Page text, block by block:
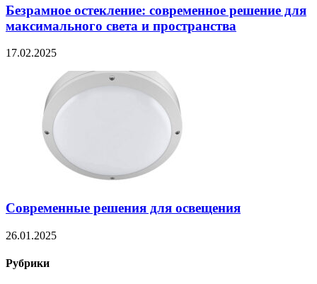
Безрамное остекление: современное решение для
максимального света и пространства
17.02.2025
Современные решения для освещения
26.01.2025
Рубрики